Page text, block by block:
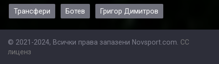
Трансфери Ботев Григор Димитров
© 2021-2024, Всички права запазени Novsport.com. CC
лиценз